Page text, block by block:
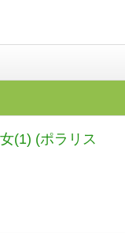
(1) (ポラリス